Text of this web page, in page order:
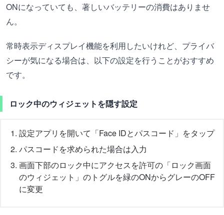
ONになっていても、著しいバッテリーの消費はありませ
ん。
常時表示ディスプレイ機能を利用したいけれど、プライバ
シーが気になる場合は、以下の設定を行うことがおすすめ
です。
ロック中のウィジェットを隠す設定
設定アプリを開いて「Face IDとパスコード」をタップ
パスコードを求められた場合は入力
画面下部のロック中にアクセスを許可の「ロック画面
のウィジェット」のトグルを緑のONからグレーのOFF
に変更